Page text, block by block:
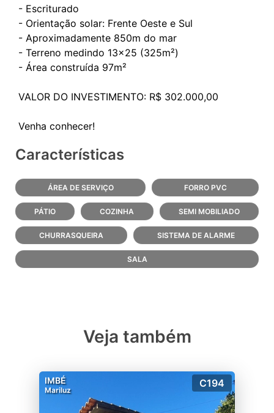
- Escriturado
- Orientação solar: Frente Oeste e Sul
- Aproximadamente 850m do mar
- Terreno medindo 13x25 (325m²)
- Área construída 97m²
VALOR DO INVESTIMENTO: R$ 302.000,00
Características
ÁREA DE SERVIÇO FORRO PVC
PÁTIO COZINHA SEMI MOBILIADO
CHURRASQUEIRA SISTEMA DE ALARME
SALA
Veja também
IMBÉ
Mariluz
C194